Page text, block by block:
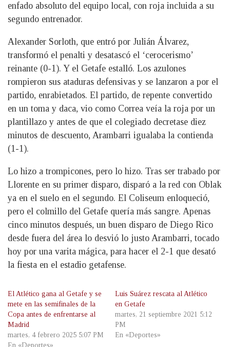
enfado absoluto del equipo local, con roja incluida a su
segundo entrenador.
Alexander Sorloth, que entró por Julián Álvarez,
transformó el penalti y desatascó el ‘cerocerismo’
reinante (0-1). Y el Getafe estalló. Los azulones
rompieron sus ataduras defensivas y se lanzaron a por el
partido, enrabietados. El partido, de repente convertido
en un toma y daca, vio como Correa veía la roja por un
plantillazo y antes de que el colegiado decretase diez
minutos de descuento, Arambarri igualaba la contienda
(1-1).
Lo hizo a trompicones, pero lo hizo. Tras ser trabado por
Llorente en su primer disparo, disparó a la red con Oblak
ya en el suelo en el segundo. El Coliseum enloqueció,
pero el colmillo del Getafe quería más sangre. Apenas
cinco minutos después, un buen disparo de Diego Rico
desde fuera del área lo desvió lo justo Arambarri, tocado
hoy por una varita mágica, para hacer el 2-1 que desató
la fiesta en el estadio getafense.
El Atlético gana al Getafe y se
mete en las semifinales de la
Copa antes de enfrentarse al
Madrid
martes, 4 febrero 2025 5:07 PM
En «Deportes»
Luis Suárez rescata al Atlético
en Getafe
martes, 21 septiembre 2021 5:12
PM
En «Deportes»